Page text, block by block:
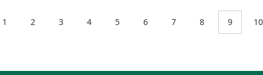
1 2 3 4 5 6 7 8 9 10